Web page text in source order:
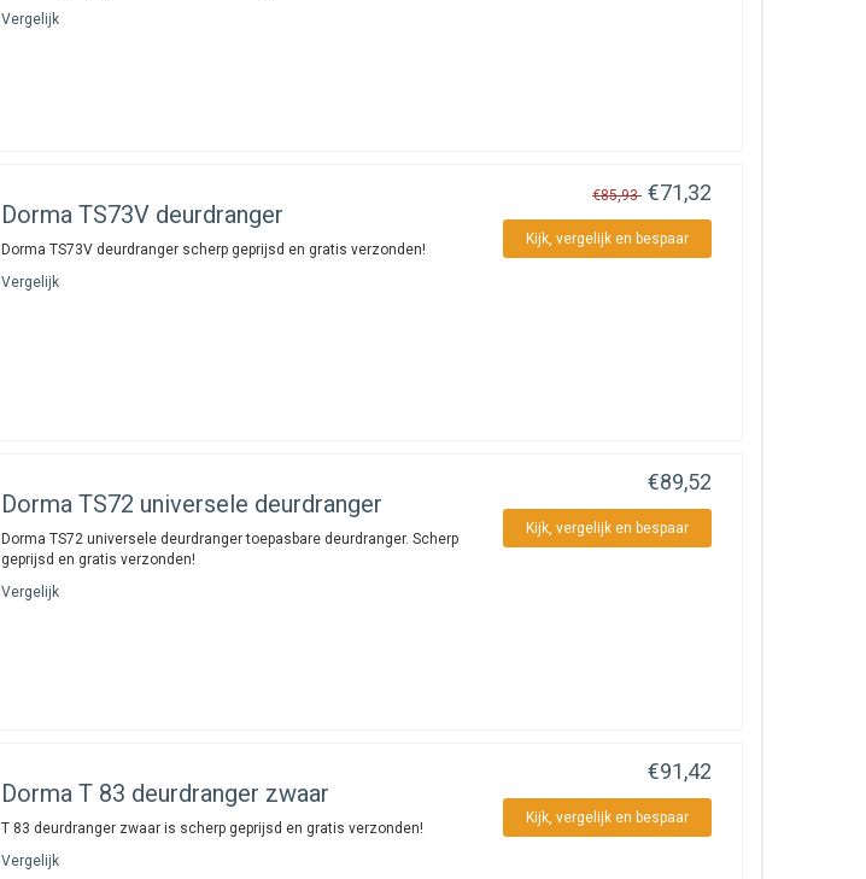
Vergelijk
DormaTS73V deurdranger
Dorma TS73V deurdranger scherp geprijsd en gratis verzonden!
Vergelijk
€85,93 €71,32
Kijk, vergelijk en bespaar
DormaTS72 universele deurdranger
Dorma TS72 universele deurdranger toepasbare deurdranger. Scherp
geprijsd en gratis verzonden!
Vergelijk
€89,52
Kijk, vergelijk en bespaar
DormaT 83 deurdranger zwaar
T 83 deurdranger zwaar is scherp geprijsd en gratis verzonden!
Vergelijk
€91,42
Kijk, vergelijk en bespaar